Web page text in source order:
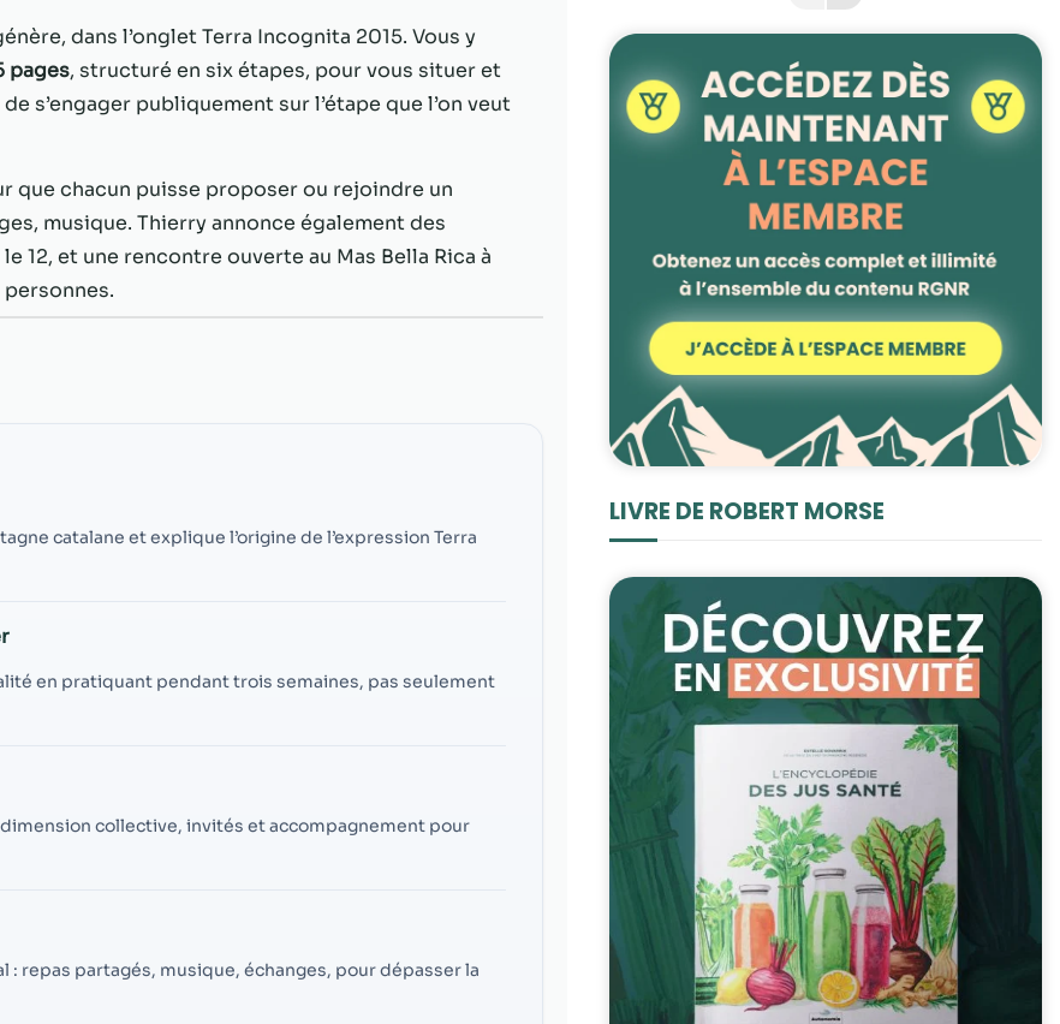
dans l’onglet Terra Incognita 2015. Vous y
pages, structuré en six étapes, pour vous situer et
s’engager publiquement sur l’étape que l’on veut
que chacun puisse proposer ou rejoindre un
musique. Thierry annonce également des
12, et une rencontre ouverte au Mas Bella Rica à
catalane et explique l’origine de l’expression Terra
en pratiquant pendant trois semaines, pas seulement
collective, invités et accompagnement pour
repas partagés, musique, échanges, pour dépasser la
LIVRE DE ROBERT MORSE
Afin que notre
site Web
fonctionne
aussi bien que
Si vous refusez
ces cookies,
certaines
fonctionnalités
visitez notre
offres